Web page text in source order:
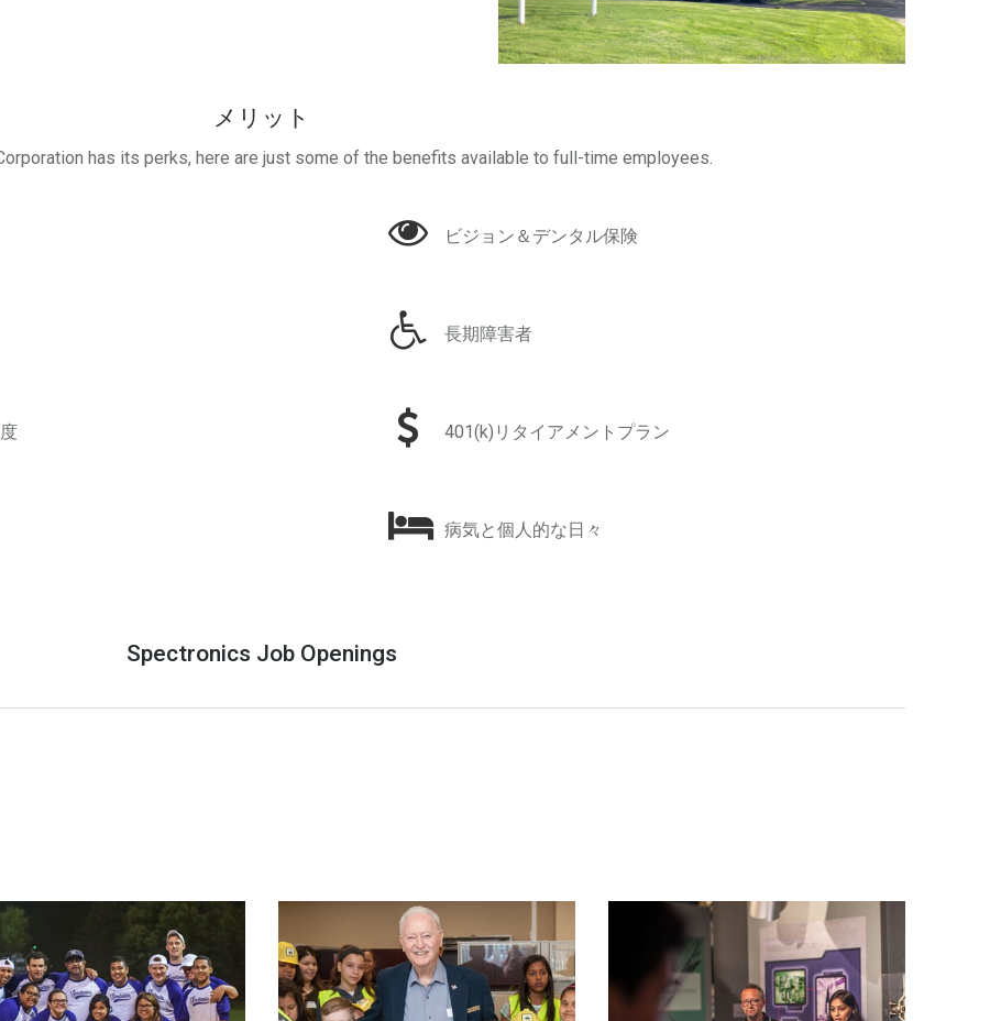
メリット
has its perks, here are just some of the benefits available to full-time employees.
ビジョン＆デンタル保険
長期障害者
401(k)リタイアメントプラン
病気と個人的な日々
Spectronics Job Openings